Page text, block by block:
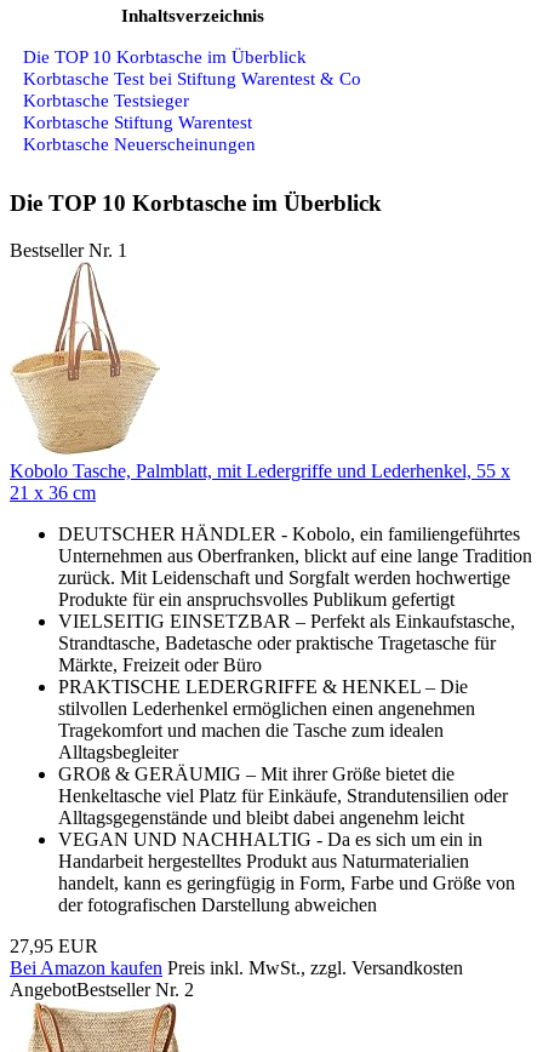
Inhaltsverzeichnis
Die TOP 10 Korbtasche im Überblick
Korbtasche Test bei Stiftung Warentest & Co
Korbtasche Testsieger
Korbtasche Stiftung Warentest
Korbtasche Neuerscheinungen
Die TOP 10 Korbtasche im Überblick
Bestseller Nr. 1
Kobolo Tasche, Palmblatt, mit Ledergriffe und Lederhenkel, 55 x
21 x 36 cm
DEUTSCHER HÄNDLER - Kobolo, ein familiengeführtes
Unternehmen aus Oberfranken, blickt auf eine lange Tradition
zurück. Mit Leidenschaft und Sorgfalt werden hochwertige
Produkte für ein anspruchsvolles Publikum gefertigt
VIELSEITIG EINSETZBAR – Perfekt als Einkaufstasche,
Strandtasche, Badetasche oder praktische Tragetasche für
Märkte, Freizeit oder Büro
PRAKTISCHE LEDERGRIFFE & HENKEL – Die
stilvollen Lederhenkel ermöglichen einen angenehmen
Tragekomfort und machen die Tasche zum idealen
Alltagsbegleiter
GROß & GERÄUMIG – Mit ihrer Größe bietet die
Henkeltasche viel Platz für Einkäufe, Strandutensilien oder
Alltagsgegenstände und bleibt dabei angenehm leicht
VEGAN UND NACHHALTIG - Da es sich um ein in
Handarbeit hergestelltes Produkt aus Naturmaterialien
handelt, kann es geringfügig in Form, Farbe und Größe von
der fotografischen Darstellung abweichen
27,95 EUR
Bei Amazon kaufen Preis inkl. MwSt., zzgl. Versandkosten
AngebotBestseller Nr. 2